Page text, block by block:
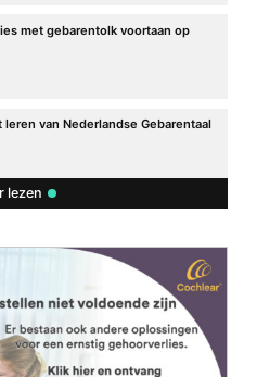
met gebarentolk voortaan op
van Nederlandse Gebarentaal
lezen